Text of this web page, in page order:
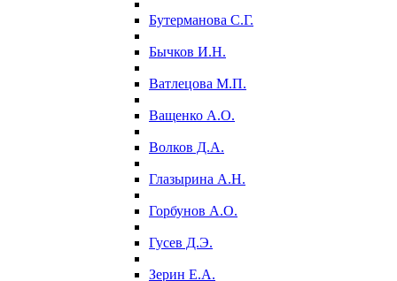
Бутерманова С.Г.
Бычков И.Н.
Ватлецова М.П.
Ващенко А.О.
Волков Д.А.
Глазырина А.Н.
Горбунов А.О.
Гусев Д.Э.
Зерин Е.А.